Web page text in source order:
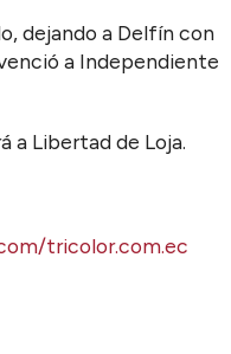
dejando a Delfín con
a Independiente
a Libertad de Loja.
tricolor.com.ec